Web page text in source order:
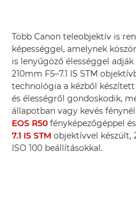
Több Canon teleobjektív is
képességgel, amelynek
is lenyűgöző élességgel adják
210mm F5–7.1 IS STM
technológia a kézből
és élességről gondoskodik,
állapotban vagy kevés
EOS R50 fényképezőgéppel
7.1 IS STM objektívvel készült,
ISO 100 beállításokkal.